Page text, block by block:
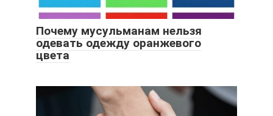
Почему мусульманам нельзя
одевать одежду оранжевого
цвета